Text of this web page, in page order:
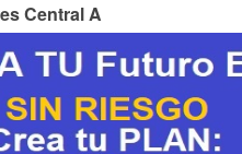
Central A